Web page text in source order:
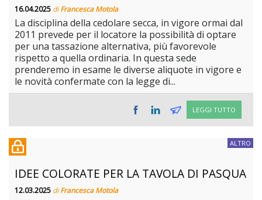
16.04.2025 diFrancesca Motola
La disciplina della cedolare secca, in vigore ormai dal
2011 prevede per il locatore la possibilità di optare
per una tassazione alternativa, più favorevole
rispetto a quella ordinaria. In questa sede
prenderemo in esame le diverse aliquote in vigore e
le novità confermate con la legge di...
LEGGI TUTTO
ALTRO
IDEE COLORATE PER LA TAVOLA DI PASQUA
12.03.2025 diFrancesca Motola